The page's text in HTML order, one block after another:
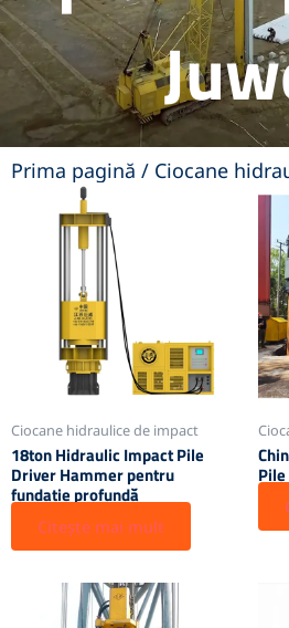
Prima pagină / Ciocane
Ciocane hidraulice de impact
18ton Hidraulic Impact Pile
Driver Hammer pentru
fundație profundă
Citește mai mult